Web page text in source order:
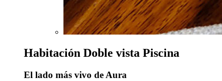
Habitación Doble vista Piscina
El lado más vivo de Aura